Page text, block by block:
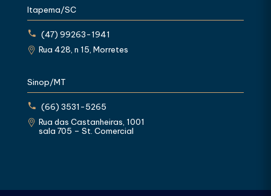
Itapema/SC
(47) 99263-1941
Rua 428, n 15, Morretes
Sinop/MT
(66) 3531-5265
Rua das Castanheiras, 1001
sala 705 – St. Comercial